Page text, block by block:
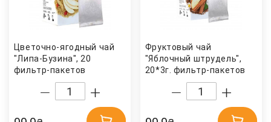
Цветочно-ягодный чай
"Липа-Бузина", 20
фильтр-пакетов
(4820208950329) Hello
Фруктовый чай
"Яблочный штрудель",
20*3г. фильтр-пакетов
(4820230480092) Hello